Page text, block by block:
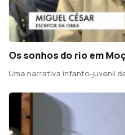
Os sonhos do rio em
Uma narrativa infanto-juvenil